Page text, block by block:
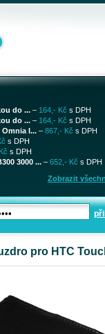
do ... – 164,- Kč s DPH
do ... – 164,- Kč s DPH
I... – 867,- Kč s DPH
s DPH
s DPH
3000 ... – 652,- Kč s DPH
Zobrazit
pro HTC